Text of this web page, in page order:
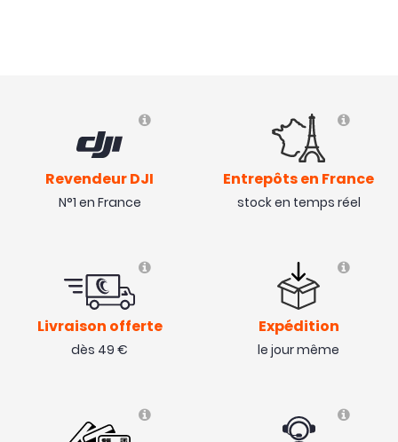
Revendeur DJI
N°1 en France
Entrepôts en France
stock en temps réel
Livraison offerte
dès 49 €
Expédition
le jour même